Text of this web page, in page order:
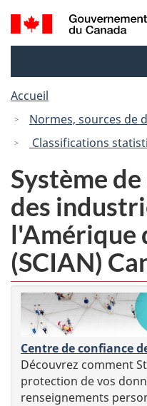
Recherche
et
Accueil
Normes, sources de
Classifications
Système
des
l'Amérique
(SCIAN)
Centre de confiance
Découvrez comment
protection de vos
renseignements